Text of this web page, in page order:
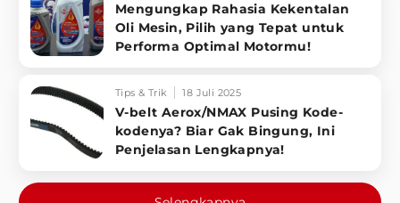
Mengungkap Rahasia Kekentalan
Oli Mesin, Pilih yang Tepat untuk
Performa Optimal Motormu!
Tips & Trik 18 Juli 2025
V-belt Aerox/NMAX Pusing Kode-
kodenya? Biar Gak Bingung, Ini
Penjelasan Lengkapnya!